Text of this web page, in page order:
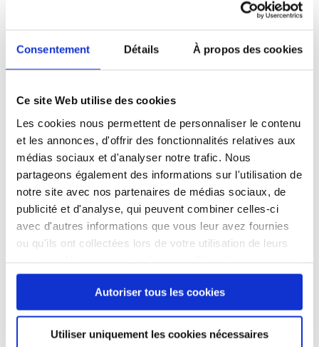
Consentement Détails À propos des cookies
Ce site Web utilise des cookies
Les cookies nous permettent de personnaliser le contenu
et les annonces, d'offrir des fonctionnalités relatives aux
médias sociaux et d'analyser notre trafic. Nous
partageons également des informations sur l'utilisation de
notre site avec nos partenaires de médias sociaux, de
publicité et d'analyse, qui peuvent combiner celles-ci
avec d'autres informations que vous leur avez fournies
ou qu'ils ont collectées lors de votre utilisation de leurs
continuez à utiliser notre site Web.
Autoriser tous les cookies
Utiliser uniquement les cookies nécessaires
Profil du
candidat
Qualifications et diplômes :
Profil recherché :
Expérience :
Processus
de
recrutement